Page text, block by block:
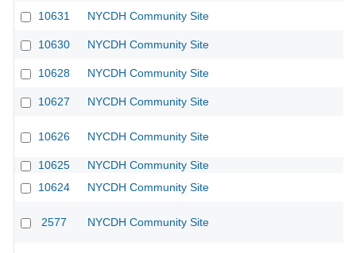
10631 NYCDH Community Site
10630 NYCDH Community Site
10628 NYCDH Community Site
10627 NYCDH Community Site
10626 NYCDH Community Site
10625
NYCDH Community Site
10624
NYCDH Community Site
2577 NYCDH Community Site